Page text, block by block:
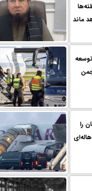
ماند
را